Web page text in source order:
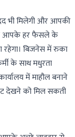
भी मिलेगी और आपकी
आपके हर फैसले के
रहेगा। बिजनेस में रुका
के साथ मधुरता
में माहौल बनाने
देखने को मिल सकती